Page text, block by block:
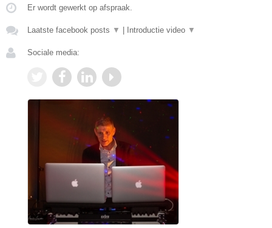
Er wordt gewerkt op afspraak.
Laatste facebook posts ▼ Introductie video ▼
Sociale media: